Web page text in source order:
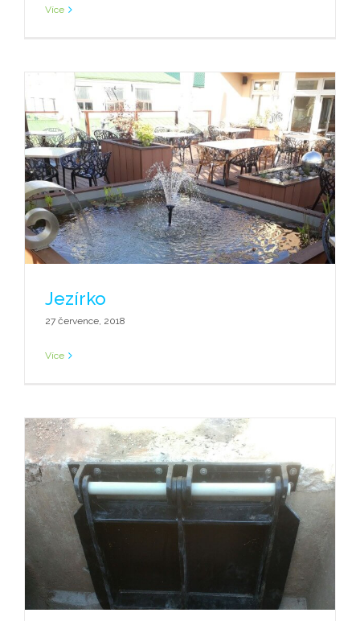
Více
Jezírko
27 července, 2018
Více